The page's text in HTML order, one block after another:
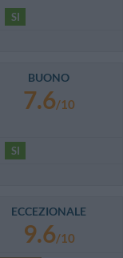
SI
BUONO
7.6/10
SI
ECCEZIONALE
9.6/10